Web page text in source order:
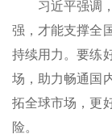
习近平强调
强，才能支撑全
持续用力。要练
场，助力畅通国
拓全球市场，更
险。